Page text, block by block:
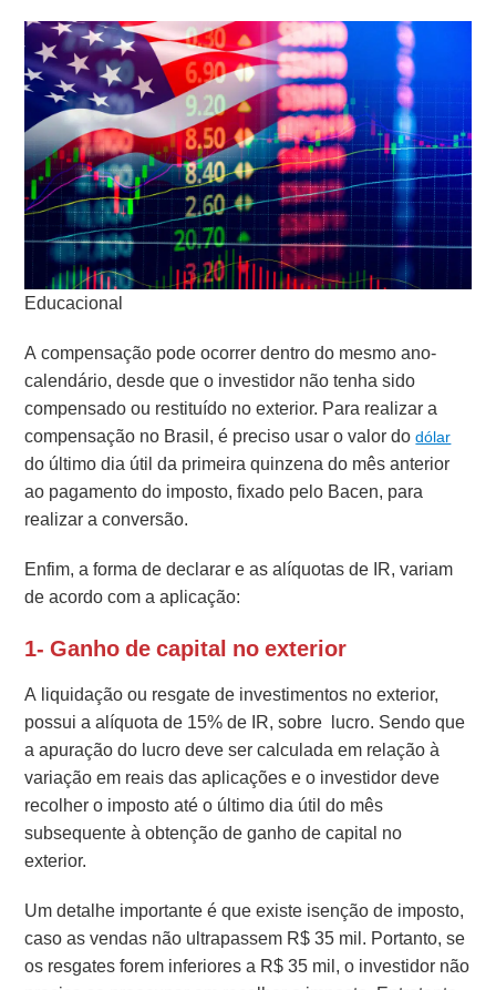
Educacional
A compensação pode ocorrer dentro do mesmo ano-
calendário, desde que o investidor não tenha sido
compensado ou restituído no exterior. Para realizar a
compensação no Brasil, é preciso usar o valor dodólar
do último dia útil da primeira quinzena do mês anterior
ao pagamento do imposto, fixado pelo Bacen, para
realizar a conversão.
Enfim, a forma de declarar e as alíquotas de IR, variam
de acordo com a aplicação:
1- Ganho de capital no exterior
A liquidação ou resgate de investimentos no exterior,
possui a alíquota de 15% de IR, sobre lucro. Sendo que
a apuração do lucro deve ser calculada em relação à
variação em reais das aplicações e o investidor deve
recolher o imposto até o último dia útil do mês
subsequente à obtenção de ganho de capital no
exterior.
Um detalhe importante é que existe isenção de imposto,
caso as vendas não ultrapassem R$ 35 mil. Portanto, se
os resgates forem inferiores a R$ 35 mil, o investidor não